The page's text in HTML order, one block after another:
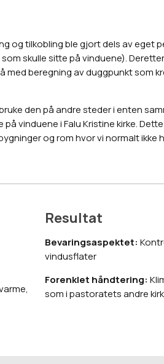
og tilkobling ble gjort dels av eget
skulle sitte på vinduene).
med beregning av duggpunkt som
den på andre steder i enten
vinduene i Falu Kristine kirke.
og rom hvor vi normalt ikke
Resultat
Bevaringsaspektet:
vindusflater
Forenklet håndtering:
som i pastoratets andre